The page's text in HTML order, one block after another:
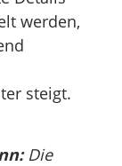
werden,
steigt.
Die